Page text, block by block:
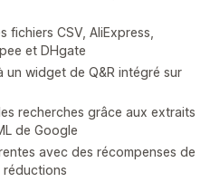
fichiers CSV, AliExpress,
et DHgate
un widget de Q&R intégré sur
recherches grâce aux extraits
de Google
avec des récompenses de
réductions